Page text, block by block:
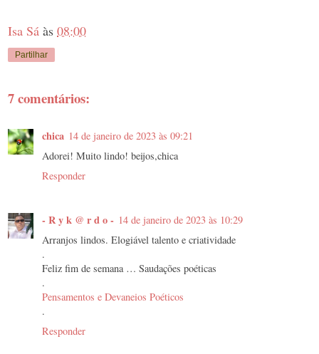
Isa Sá às 08:00
Partilhar
7 comentários:
chica 14 de janeiro de 2023 às 09:21
Adorei! Muito lindo! beijos,chica
Responder
- R y k @ r d o - 14 de janeiro de 2023 às 10:29
Arranjos lindos. Elogiável talento e criatividade
.
Feliz fim de semana … Saudações poéticas
.
Pensamentos e Devaneios Poéticos
.
Responder